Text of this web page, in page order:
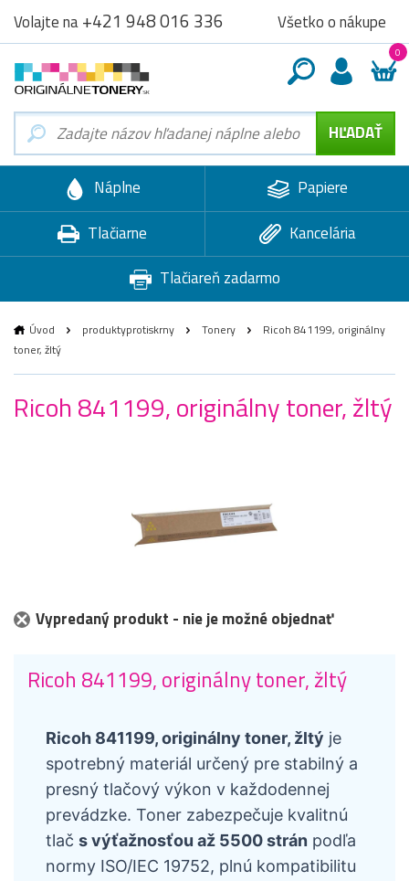
Volajte na+421 948 016 336 Všetko o nákupe
0
Náplne
Papiere
Tlačiarne
Kancelária
Tlačiareň zadarmo
Úvod produktyprotiskrny Tonery
Ricoh 841199, originálny
toner, žltý
Ricoh 841199, originálny toner, žltý
Vypredaný produkt - nie je možné objednať
Ricoh 841199, originálny toner, žltý
Ricoh 841199, originálny toner, žltý je
spotrebný materiál určený pre stabilný a
presný tlačový výkon v každodennej
prevádzke. Toner zabezpečuje kvalitnú
tlač s výťažnosťou až 5500 strán podľa
normy ISO/IEC 19752, plnú kompatibilitu